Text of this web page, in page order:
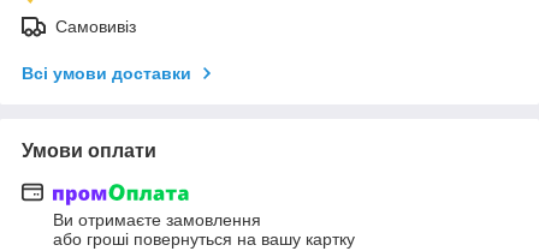
Самовивіз
Всі умови доставки
Умови оплати
Ви отримаєте замовлення
або гроші повернуться на вашу картку